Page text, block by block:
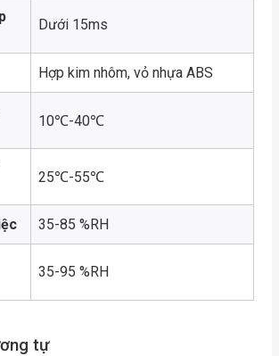
Dưới 15ms
Hợp kim nhôm, vỏ nhựa ABS
10℃-40℃
25℃-55℃
35-85 %RH
35-95 %RH
tự